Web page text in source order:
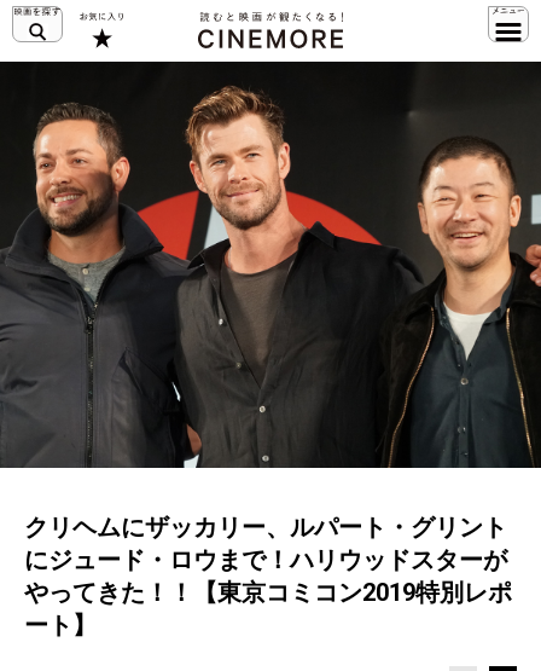
クリヘムにザッカリー、ルパート・グリント
にジュード・ロウまで！ハリウッドスターが
やってきた！！【東京コミコン2019特別レポ
ート】